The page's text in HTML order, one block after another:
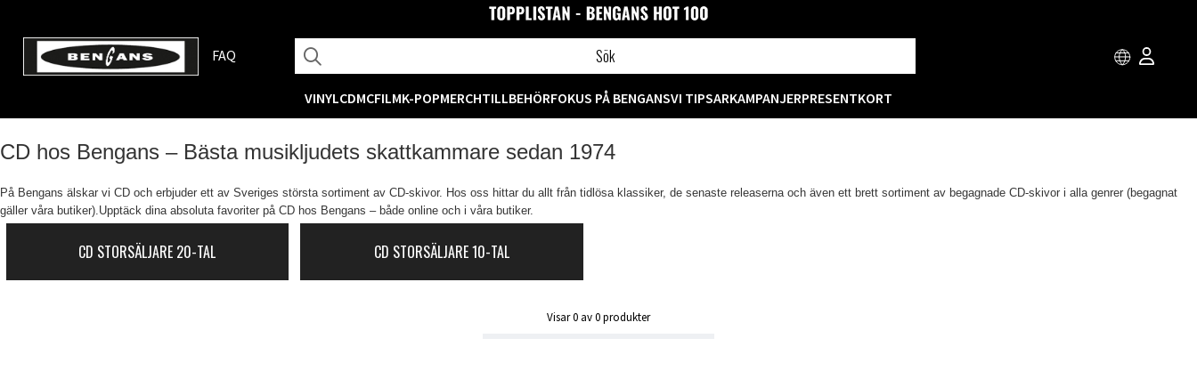
FAQ
VINYLCDMCFILMK-POPMERCHTILLBEHÖRFOKUS PÅ BENGANSVI TIPSARKAMPANJERPRESENTKORT
CD hos Bengans – Bästa musikljudets skattkammare sedan 1974
På Bengans älskar vi CD och erbjuder ett av Sveriges största sortiment av CD-skivor. Hos oss hittar du allt från tidlösa klassiker, de senaste releaserna och även ett brett sortiment av begagnade CD-skivor i alla genrer (begagnat
gäller våra butiker).Upptäck dina absoluta favoriter på CD hos Bengans – både online och i våra butiker.
CD STORSÄLJARE 20-TAL CD STORSÄLJARE 10-TAL
Visar0 av0produkter